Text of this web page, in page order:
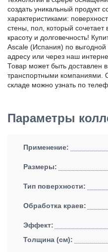
создать уникальный продукт
характеристиками:
стены, пол, который сочетает
красоту и долговечность!
Ascale (Испания) по
адресу или через наш
Товар может быть доставлен
транспортными компаниями.
складе можно узнать по
Параметры
Применение:
Размеры:
Тип поверхности:
Обработка краев:
Эффект:
Толщина (см):